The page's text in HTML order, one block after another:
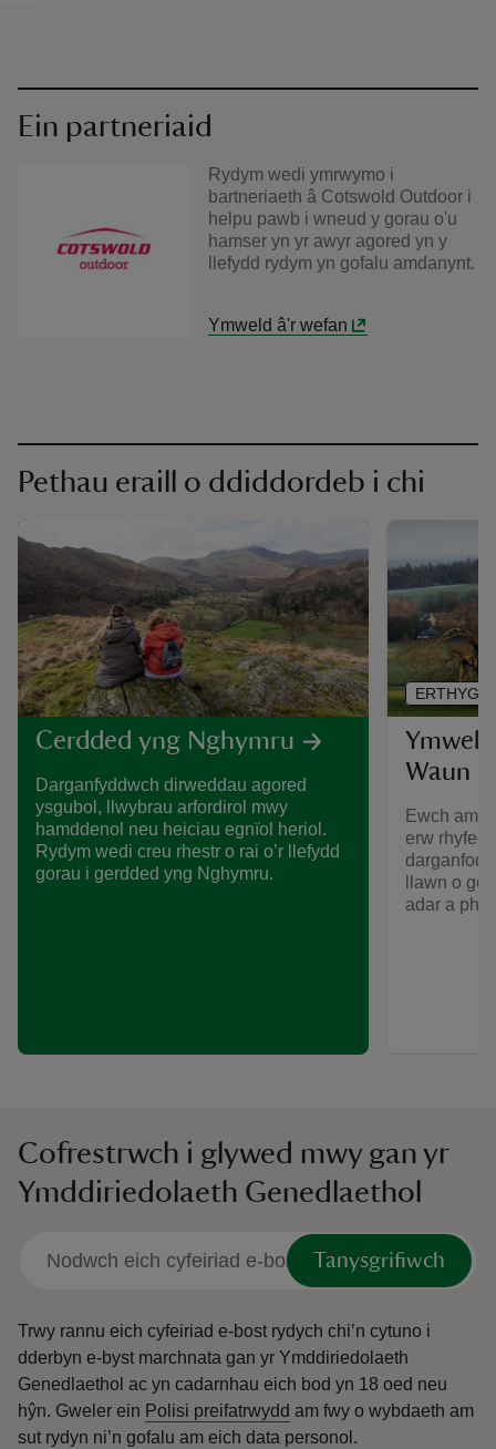
Ein partneriaid
Rydym wedi ymrwymo i
bartneriaeth â Cotswold Outdoor i
helpu pawb i wneud y gorau o'u
hamser yn yr awyr agored yn y
llefydd rydym yn gofalu amdanynt.
Ymweld â'r wefan
Pethau eraill o ddiddordeb i chi
Cerdded yng Nghymru
Darganfyddwch dirweddau agored
ysgubol, llwybrau arfordirol mwy
hamddenol neu heiciau egnïol heriol.
Rydym wedi creu rhestr o rai o’r llefydd
gorau i gerdded yng Nghymru.
Waun
Ewch am
erw
darganfod
llawn o
adar a
ERTHYGL
Cofrestrwch i glywed mwy gan yr
Ymddiriedolaeth Genedlaethol
Tanysgrifiwch
Trwy rannu eich cyfeiriad e-bost rydych chi’n cytuno i
dderbyn e-byst marchnata gan yr Ymddiriedolaeth
Genedlaethol ac yn cadarnhau eich bod yn 18 oed neu
hŷn. Gweler ein Polisi preifatrwydd am fwy o wybdaeth am
sut rydyn ni’n gofalu am eich data personol.